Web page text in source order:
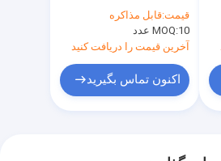
قیمت:قابل مذاکره
MOQ:10 عدد
آخرین قیمت را دریافت کنید
اکنون تماس بگیرید